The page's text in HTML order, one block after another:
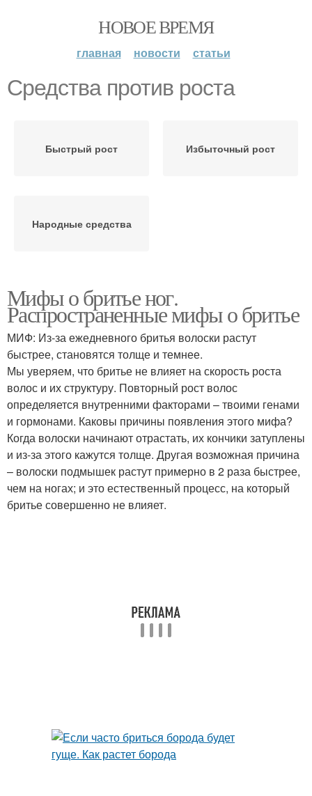
НОВОЕ ВРЕМЯ
главная новости статьи
Средства против роста
Быстрый рост Избыточный рост
Народные средства
Мифы о бритье ног.
Распространенные мифы о бритье
МИФ: Из-за ежедневного бритья волоски растут
быстрее, становятся толще и темнее.
Мы уверяем, что бритье не влияет на скорость роста
волос и их структуру. Повторный рост волос
определяется внутренними факторами – твоими генами
и гормонами. Каковы причины появления этого мифа?
Когда волоски начинают отрастать, их кончики затуплены
и из-за этого кажутся толще. Другая возможная причина
– волоски подмышек растут примерно в 2 раза быстрее,
чем на ногах; и это естественный процесс, на который
бритье совершенно не влияет.